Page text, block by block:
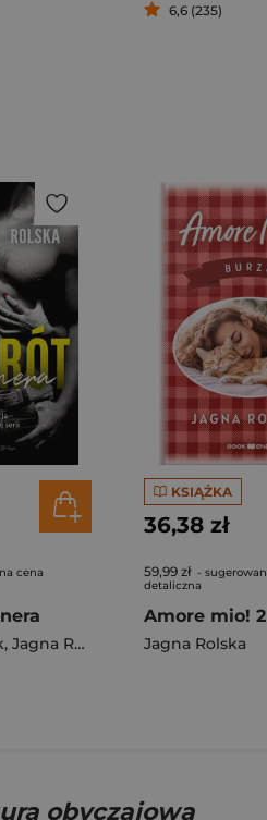
6,6 (235)
cena
, Jagna Rolska
KSIĄŻKA
36,38 zł
59,99 zł -
detaliczna
Jagna Rolska
obyczajowa